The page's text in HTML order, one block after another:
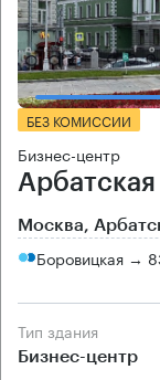
БЕЗ КОМИССИИ
Бизнес-центр
Арбатская
Москва,
Боровицкая →
Тип здания
Бизнес-центр